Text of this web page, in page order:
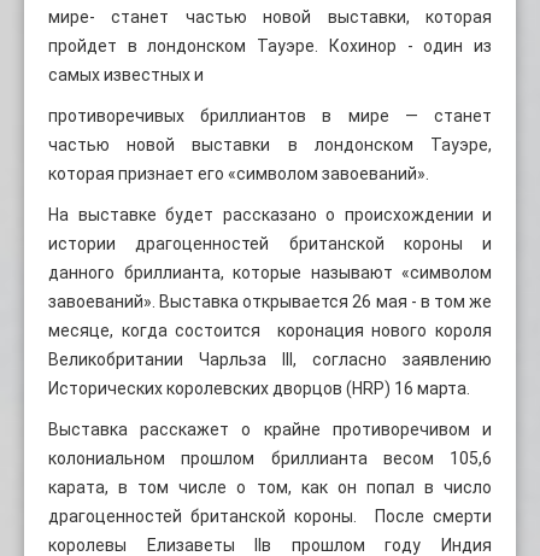
мире- станет частью новой выставки, которая
пройдет в лондонском Тауэре. Кохинор - один из
самых известных и
противоречивых бриллиантов в мире — станет
частью новой выставки в лондонском Тауэре,
которая признает его «символом завоеваний».
На выставке будет рассказано о происхождении и
истории драгоценностей британской короны и
данного бриллианта, которые называют «символом
завоеваний». Выставка открывается 26 мая - в том же
месяце, когда состоится коронация нового короля
Великобритании Чарльза III, согласно заявлению
Исторических королевских дворцов (HRP) 16 марта.
Выставка расскажет о крайне противоречивом и
колониальном прошлом бриллианта весом 105,6
карата, в том числе о том, как он попал в число
драгоценностей британской короны. После смерти
королевы Елизаветы IIв прошлом году Индия